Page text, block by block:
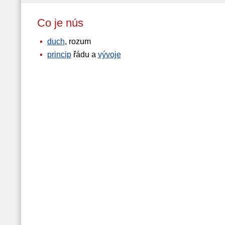
Co je nús
duch, rozum
principřádu a vývoje